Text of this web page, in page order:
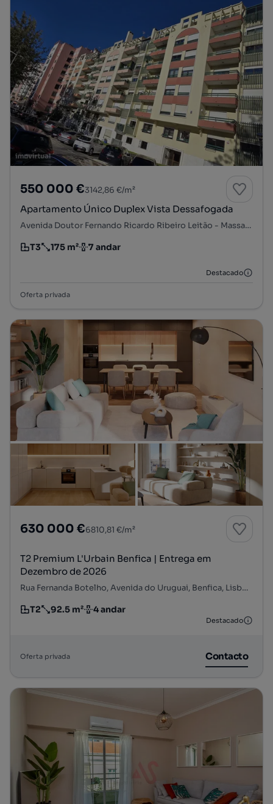
550 000 €3142,86 €/m²
Apartamento Único Duplex Vista Dessafogada
Avenida Doutor Fernando Ricardo Ribeiro Leitão - Massamá, Massamá, Massamá e Monte Abraão, Sintra, Lisboa
Tipologia
T3
Preço por metro quadrado
175 m²
Andar 7 andar
Destacado
Oferta privada
630 000 €6810,81 €/m²
T2 Premium L'Urbain Benfica | Entrega em
Dezembro de 2026
Rua Fernanda Botelho, Avenida do Uruguai, Benfica, Lisboa, Lisboa
Tipologia
T2
Preço por metro quadrado
92.5 m²
Andar 4 andar
Destacado
Oferta privada Contacto